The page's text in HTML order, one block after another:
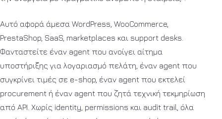
Αυτό αφορά άμεσα WordPress, WooCommerce,
PrestaShop, SaaS, marketplaces και support desks.
Φανταστείτε έναν agent που ανοίγει αίτημα
υποστήριξης για λογαριασμό πελάτη, έναν agent που
συγκρίνει τιμές σε e-shop, έναν agent που εκτελεί
procurement ή έναν agent που ζητά τεχνική τεκμηρίωση
από API. Χωρίς identity, permissions και audit trail, όλα